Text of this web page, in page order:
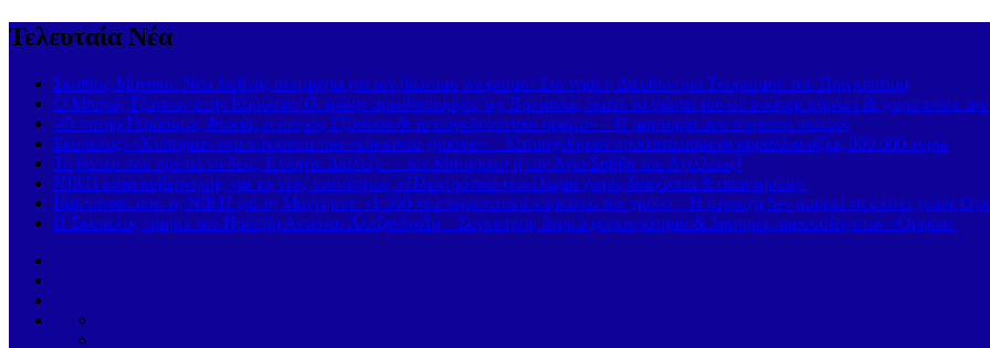
Τελευταία Νέα
Σκιάθος-Μονακό: Νέα διεθνής συμμαχία για τον βιώσιμο τουρισμό! Στο νησί η Διευθύντρια Τουρισμού του Πριγκιπάτου
Ο Μπόρις Τζόνσον στην Κάρυστο: Ο πρώην πρωθυπουργός της Βρετανίας έκανε τα ψώνια του σε σούπερ μάρκετ & χαιρετούσε
«Ο πατήρ Γεράσιμος Φωκάς, ο μικρός Τζόσουα & το συγκλονιστικό όραμα» – Η μαρτυρία που συγκινεί πιστούς
Σκόπελος: «Χτύπημα» στο κύκλωμα του «κόκκινου χρυσού» – Κατασχέθηκαν προστατευόμενα κοράλλια αξίας 800.000 ευρώ
Το βίντεο που πρέπει να δεις, Έλληνα: Διάλεξε… τον Μηταράκη ή τον Άγιο Σάββα του Αχιλλέως!
ΝΙΚΗ κατά κυβέρνησης για τις νέες ταυτότητες: «Ηλεκτρονικό φακέλωμα χωρίς διαφάνεια & απαντήσεις»
Καμπανάκι από τη ΝΙΚΗ για τη Μαγνησία: «1.300 νέα περιστατικά καρκίνου τον χρόνο – Η περιοχή δεν μπορεί να μείνει χωρίς
Η Σκόπελος τίμησε τον Πρέσβη Αντώνιο Αλεξανδρίδη – Συγκίνηση, θερμό χειροκρότημα & λαμπρές παρουσίες στον «Ορφέα»